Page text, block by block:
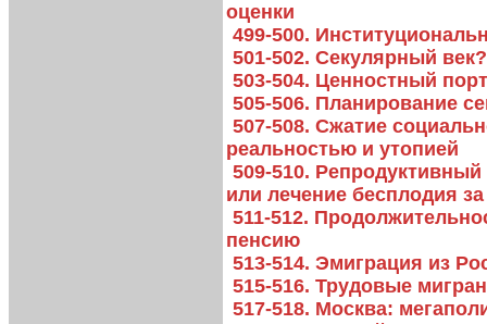
оценки
499-500.
501-502. Секулярный век?
503-504. Ценностный
505-506. Планирование
507-508. Сжатие
реальностью и утопией
509-510.
или лечение бесплодия
511-512.
пенсию
513-514. Эмиграция из
515-516. Трудовые
517-518. Москва: